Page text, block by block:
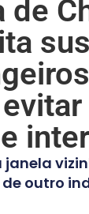
de
janela
outro